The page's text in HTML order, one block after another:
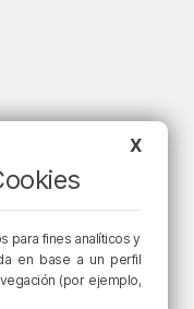
X
para fines analíticos y
en base a un perfil
(por ejemplo,